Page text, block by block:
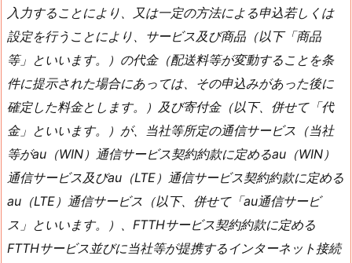
入力することにより、又は一定の方法による申込若しくは
設定を行うことにより、サービス及び商品（以下「商品
等」といいます。）の代金（配送料等が変動することを条
件に提示された場合にあっては、その申込みがあった後に
確定した料金とします。）及び寄付金（以下、併せて「代
金」といいます。）が、当社等所定の通信サービス（当社
等がau（WIN）通信サービス契約約款に定めるau（WIN）
通信サービス及びau（LTE）通信サービス契約約款に定める
au（LTE）通信サービス（以下、併せて「au通信サービ
ス」といいます。）、FTTHサービス契約約款に定める
FTTHサービス並びに当社等が提携するインターネット接続